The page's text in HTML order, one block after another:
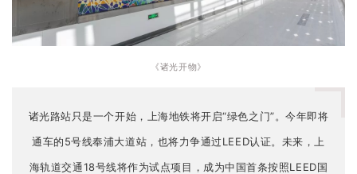
《诸光开物》
诸光路站只是一个开始，上海地铁将开启“绿色之门”。今年即将
通车的5号线奉浦大道站，也将力争通过LEED认证。未来，上
海轨道交通18号线将作为试点项目，成为中国首条按照LEED国